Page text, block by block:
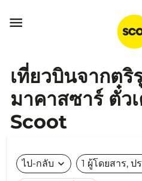

เที่ยวบินจากต
มาคาสซาร์ ตั๋ว
Scoot
ไป-กลับ expand_more 1 ผู้โดยสาร, ป